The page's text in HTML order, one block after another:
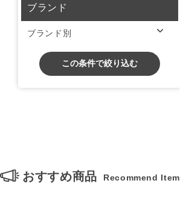
ブランド
ブランド別
この条件で絞り込む
おすすめ商品 Recommend Item